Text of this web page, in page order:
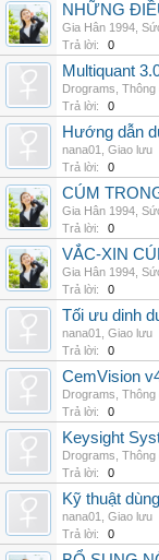
NHỮNG
Gia Hân 1994
Trả lời:
0
Multiquant
Drograms Thông
Trả lời:
0
Hướng dẫn
nana01
Giao lưu
Trả lời:
0
CÚM
Gia Hân 1994
Trả lời:
0
VẮC-XIN
Gia Hân 1994
Trả lời:
0
Tối ưu dinh
nana01
Giao lưu
Trả lời:
0
CemVision
Drograms Thông
Trả lời:
0
Keysight
Drograms Thông
Trả lời:
0
Kỹ thuật
nana01
Giao lưu
Trả lời:
0